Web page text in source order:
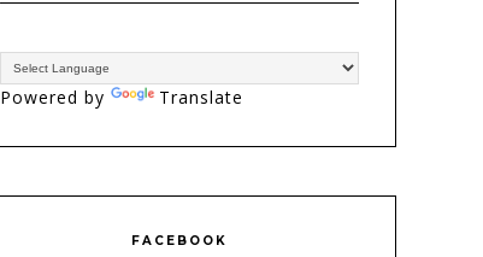
Powered by Translate
FACEBOOK